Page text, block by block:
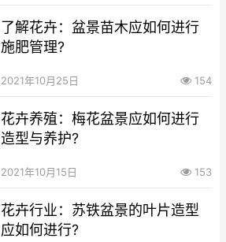
了解花卉：盆景苗木应如何进行
施肥管理?
2021年10月25日 154
花卉养殖：梅花盆景应如何进行
造型与养护?
2021年10月15日 153
花卉行业：苏铁盆景的叶片造型
应如何进行?